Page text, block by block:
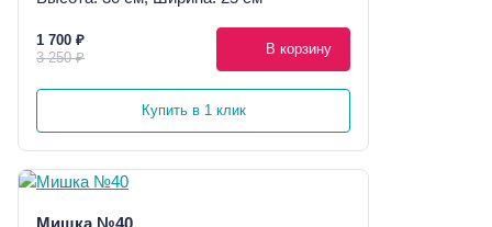
1 700 ₽
3 250 ₽
В корзину
Купить в 1 клик
Мишка №40